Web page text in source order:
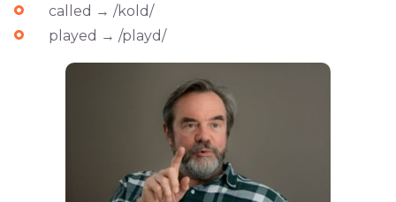
called → /kold/
played → /playd/